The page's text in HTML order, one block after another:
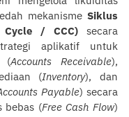
mekanisme Siklus
Cycle / CCC) secara
aplikatif untuk
(Accounts Receivable),
(Inventory), dan
Payable) secara
bebas (Free Cash Flow)